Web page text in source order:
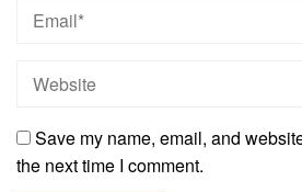
Save my name, email, and
the next time I comment.